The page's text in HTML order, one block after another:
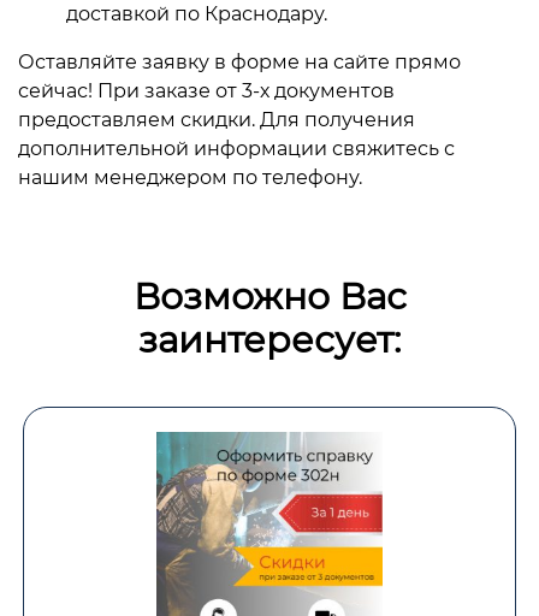
доставкой по Краснодару.
Оставляйте заявку в форме на сайте прямо
сейчас! При заказе от 3-х документов
предоставляем скидки. Для получения
дополнительной информации свяжитесь с
нашим менеджером по телефону.
Возможно Вас
заинтересует: